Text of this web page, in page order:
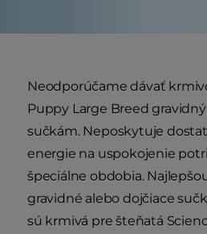
Neodporúčame dávať
Puppy Large Breed
sučkám. Neposkytuje
energie na uspokojenie
špeciálne obdobia.
gravidné alebo dojčiace
sú krmivá pre šteňatá